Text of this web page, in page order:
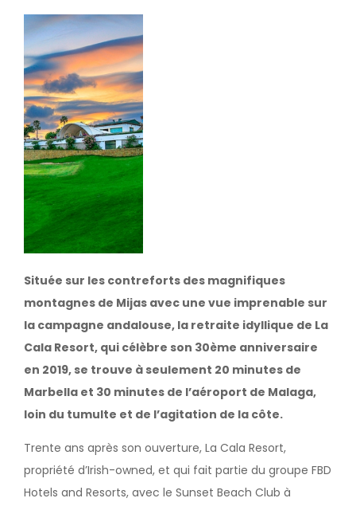
Image
Située sur les contreforts des magnifiques
montagnes de Mijas avec une vue imprenable sur
la campagne andalouse, la retraite idyllique de La
Cala Resort, qui célèbre son 30ème anniversaire
en 2019, se trouve à seulement 20 minutes de
Marbella et 30 minutes de l’aéroport de Malaga,
loin du tumulte et de l’agitation de la côte.
Trente ans après son ouverture, La Cala Resort,
propriété d’Irish-owned, et qui fait partie du groupe FBD
Hotels and Resorts, avec le Sunset Beach Club à